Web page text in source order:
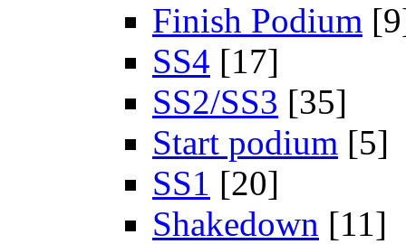
Finish Podium
SS4 [17]
SS2/SS3 [35]
Start podium [5]
SS1 [20]
Shakedown [11]